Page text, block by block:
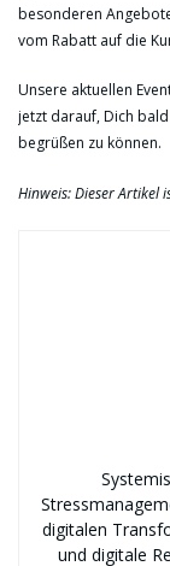
besonderen
vom Rabatt auf die
Unsere aktuellen
jetzt darauf, Dich
begrüßen zu können.
Hinweis: Dieser Artikel
digitalen
und digitale